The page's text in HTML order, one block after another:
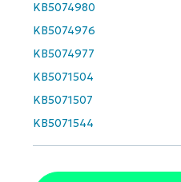
KB5074980
KB5074976
KB5074977
KB5071504
KB5071507
KB5071544